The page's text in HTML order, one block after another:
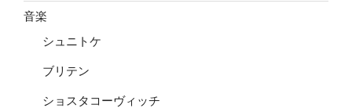
音楽
シュニトケ
ブリテン
ショスタコーヴィッチ